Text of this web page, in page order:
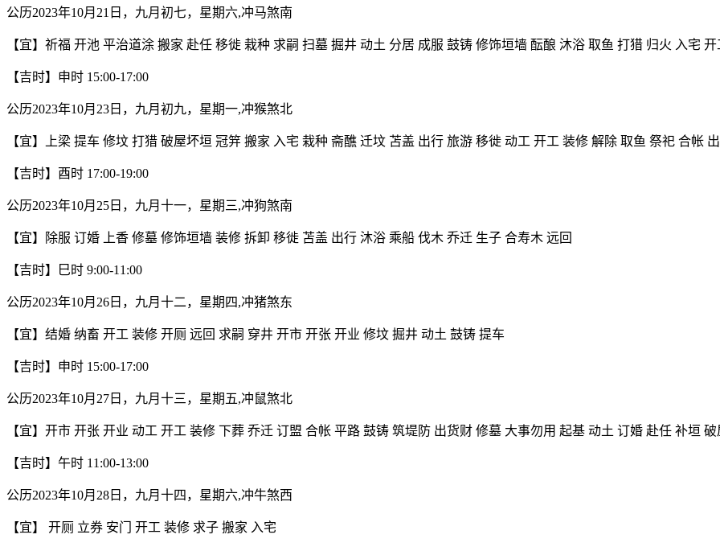
公历2023年10月21日，九月初七，星期六,冲马煞南
【宜】祈福 开池 平治道涂 搬家 赴任 移徙 栽种 求嗣 扫墓 掘井 动土 分居 成服 鼓铸 修饰垣墙 酝酿 沐浴 取鱼 打猎 归火 入宅
【吉时】申时 15:00-17:00
公历2023年10月23日，九月初九，星期一,冲猴煞北
【宜】上梁 提车 修坟 打猎 破屋坏垣 冠笄 搬家 入宅 栽种 斋醮 迁坟 苫盖 出行 旅游 移徙 动工 开工 装修 解除 取鱼 祭祀 合帐
【吉时】酉时 17:00-19:00
公历2023年10月25日，九月十一，星期三,冲狗煞南
【宜】除服 订婚 上香 修墓 修饰垣墙 装修 拆卸 移徙 苫盖 出行 沐浴 乘船 伐木 乔迁 生子 合寿木 远回
【吉时】巳时 9:00-11:00
公历2023年10月26日，九月十二，星期四,冲猪煞东
【宜】结婚 纳畜 开工 装修 开厕 远回 求嗣 穿井 开市 开张 开业 修坟 掘井 动土 鼓铸 提车
【吉时】申时 15:00-17:00
公历2023年10月27日，九月十三，星期五,冲鼠煞北
【宜】开市 开张 开业 动工 开工 装修 下葬 乔迁 订盟 合帐 平路 鼓铸 筑堤防 出货财 修墓 大事勿用 起基 动土 订婚 赴任 补垣
【吉时】午时 11:00-13:00
公历2023年10月28日，九月十四，星期六,冲牛煞西
【宜】 开厕 立券 安门 开工 装修 求子 搬家 入宅